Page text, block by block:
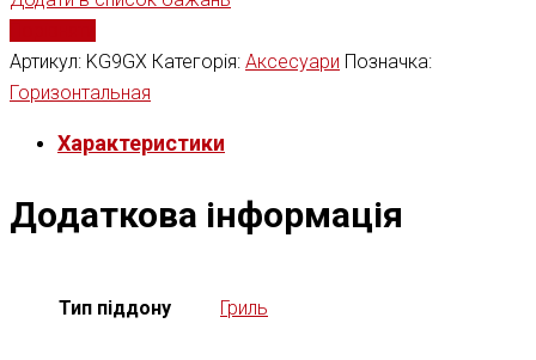
Артикул: KG9GX Категорія: Аксесуари Позначка:
Горизонтальная
Характеристики
Додаткова інформація
Тип піддону Гриль